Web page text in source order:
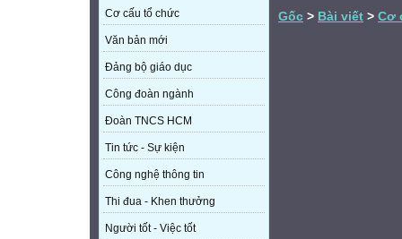
Cơ cấu tổ chức
Văn bản mới
Đảng bộ giáo dục
Công đoàn ngành
Đoàn TNCS HCM
Tin tức - Sự kiện
Công nghệ thông tin
Thi đua - Khen thưởng
Người tốt - Việc tốt
Gốc > Bài viết > Cơ